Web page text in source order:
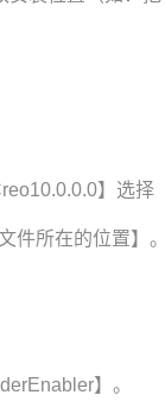
】选择
所在的位置】。
】。